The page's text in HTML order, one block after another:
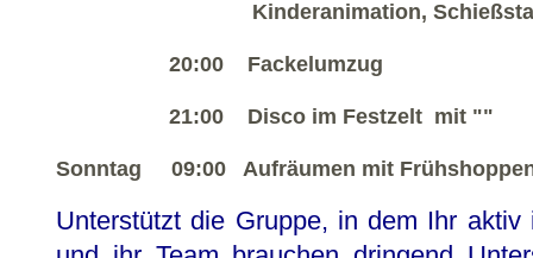
Kinderanimation, Schießstand,
20:00 Fackelumzug
21:00 Disco im Festzelt mit ""
Sonntag 09:00 Aufräumen mit
Unterstützt die Gruppe, in dem Ihr